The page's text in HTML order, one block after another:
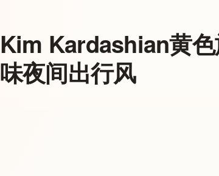
Kim Kardashian黄
味夜间出行风